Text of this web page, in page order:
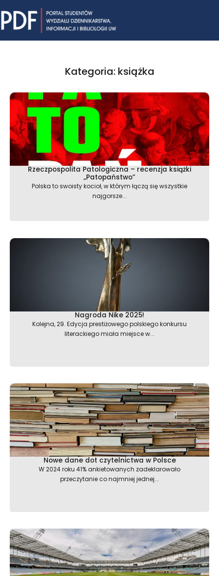
to
content
Kategoria: książka
Rzeczpospolita Patologiczna – recenzja książki
„Patopaństwo”
Polska to swoisty kocioł, w którym łączą się wszystkie
najgorsze...
Nagroda Nike 2025!
Kolejna, 29. Edycja prestiżowego polskiego konkursu
literackiego miała miejsce w...
Nowe dane dot czytelnictwa w Polsce
W 2024 roku 41% ankietowanych zadeklarowało
przeczytanie co najmniej jednej...
StronaStronaStronaStronaStrona